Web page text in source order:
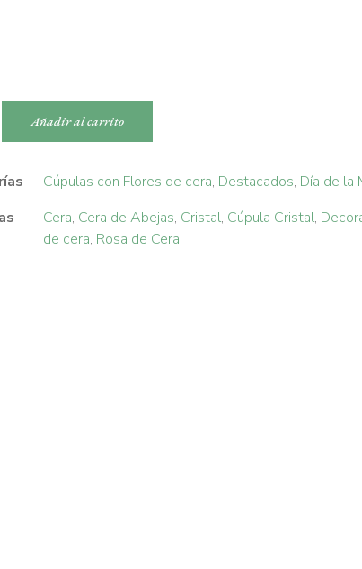
Añadir al carrito
Cúpulas con Flores de cera, Destacados, Día de la
Cera, Cera de Abejas, Cristal, Cúpula Cristal,
de cera, Rosa de Cera